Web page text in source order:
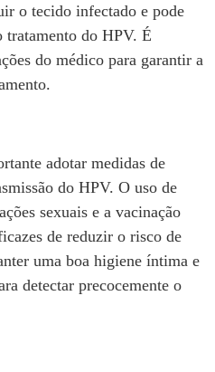
o tecido infectado e pode
tratamento do HPV. É
do médico para garantir a
adotar medidas de
do HPV. O uso de
sexuais e a vacinação
de reduzir o risco de
uma boa higiene íntima e
detectar precocemente o